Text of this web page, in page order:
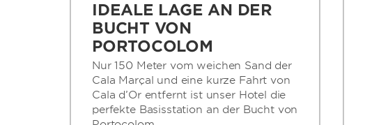
IDEALE LAGE AN DER
BUCHT VON
PORTOCOLOM
Nur 150 Meter vom weichen Sand der
Cala Marçal und eine kurze Fahrt von
Cala d’Or entfernt ist unser Hotel die
perfekte Basisstation an der Bucht von